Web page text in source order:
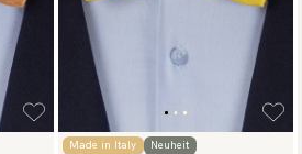
Made in Italy Neuheit